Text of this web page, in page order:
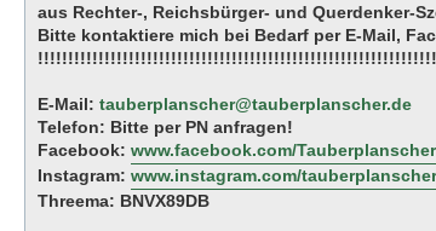
aus Rechter-, Reichsbürger- und Querdenker-
Bitte kontaktiere mich bei Bedarf per E-Mail,
E-Mail: tauberplanscher@tauberplanscher.de
Telefon: Bitte per PN anfragen!
Facebook: www.facebook.com/Tauberplanscher
Instagram: www.instagram.com/
Threema: BNVX89DB